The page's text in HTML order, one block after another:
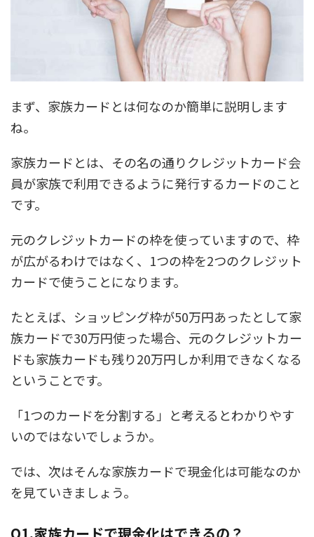
まず、家族カードとは何なのか簡単に説明します
ね。
家族カードとは、その名の通りクレジットカード会
員が家族で利用できるように発行するカードのこと
です。
元のクレジットカードの枠を使っていますので、枠
が広がるわけではなく、1つの枠を2つのクレジット
カードで使うことになります。
たとえば、ショッピング枠が50万円あったとして家
族カードで30万円使った場合、元のクレジットカー
ドも家族カードも残り20万円しか利用できなくなる
ということです。
「1つのカードを分割する」と考えるとわかりやす
いのではないでしょうか。
では、次はそんな家族カードで現金化は可能なのか
を見ていきましょう。
Q1,家族カードで現金化はできるの？